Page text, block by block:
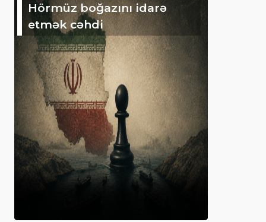
Hörmüz boğazını idarə
etmək cəhdi